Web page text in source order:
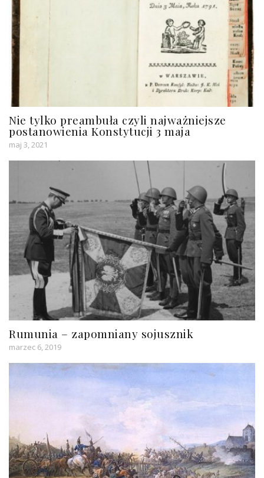
Nie tylko preambuła czyli najważniejsze
postanowienia Konstytucji 3 maja
maj 3, 2021
Rumunia – zapomniany sojusznik
marzec 6, 2019